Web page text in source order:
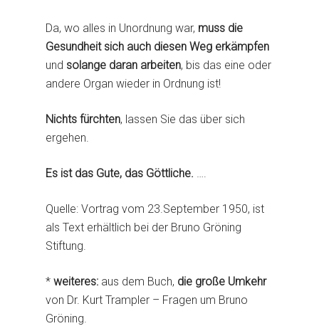
Da, wo alles in Unordnung war, muss die
Gesundheit sich auch diesen Weg erkämpfen
und solange daran arbeiten, bis das eine oder
andere Organ wieder in Ordnung ist!
Nichts fürchten, lassen Sie das über sich
ergehen.
Es ist das Gute, das Göttliche.
Quelle: Vortrag vom 23.September 1950, ist
als Text erhältlich bei der Bruno Gröning
Stiftung.
*weiteres: aus dem Buch, die große Umkehr
von Dr. Kurt Trampler – Fragen um Bruno
Gröning.
Öffentliche Termine
Tagungen
Über Alfred Hosp
1995 – 1997
2001
2006
Lisl und Fredy, über
Häufig gestellte